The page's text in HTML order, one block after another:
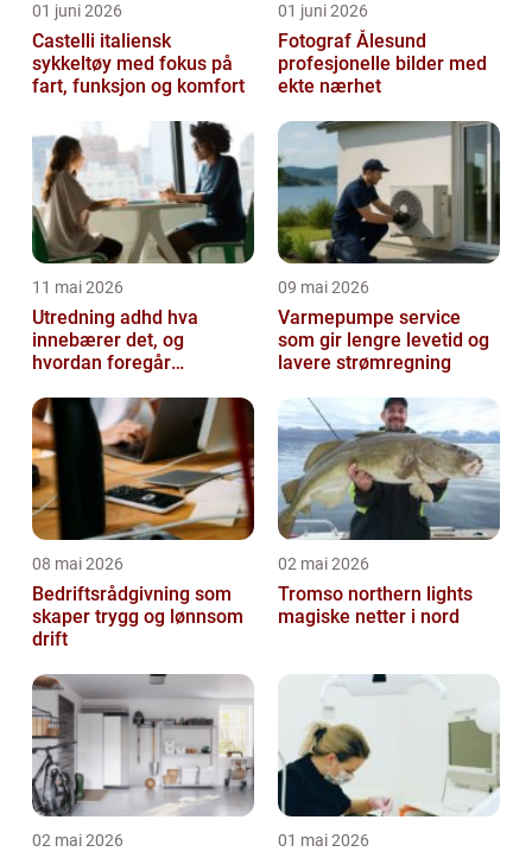
01 juni 2026
Castelli italiensk
sykkeltøy med fokus på
fart, funksjon og komfort
01 juni 2026
Fotograf Ålesund
profesjonelle bilder med
ekte nærhet
11 mai 2026
Utredning adhd hva
innebærer det, og
hvordan foregår
09 mai 2026
Varmepumpe service
som gir lengre levetid og
lavere strømregning
08 mai 2026
Bedriftsrådgivning som
skaper trygg og lønnsom
drift
02 mai 2026
Tromso northern lights
magiske netter i nord
02 mai 2026 01 mai 2026